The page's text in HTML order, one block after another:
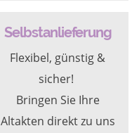
Selbstanlieferung
Flexibel, günstig &
sicher!
Bringen Sie Ihre
Altakten direkt zu uns